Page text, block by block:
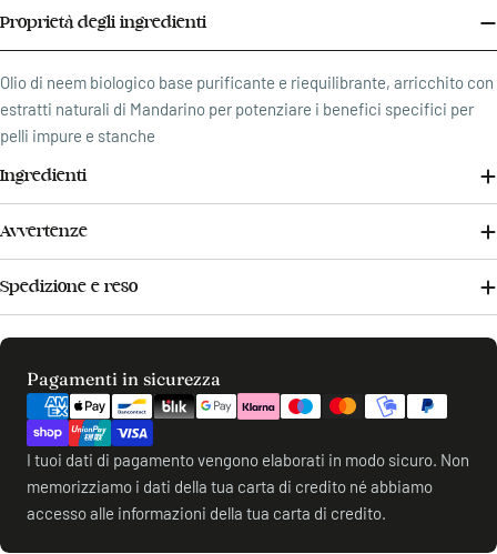
Proprietà degli ingredienti
Olio di neem biologico base purificante e riequilibrante, arricchito con
estratti naturali di Mandarino per potenziare i benefici specifici per
pelli impure e stanche
Ingredienti
Avvertenze
Spedizione e reso
Pagamenti in sicurezza
Metodi
pagamento
I tuoi dati di pagamento vengono elaborati in modo sicuro. Non
memorizziamo i dati della tua carta di credito né abbiamo
accesso alle informazioni della tua carta di credito.